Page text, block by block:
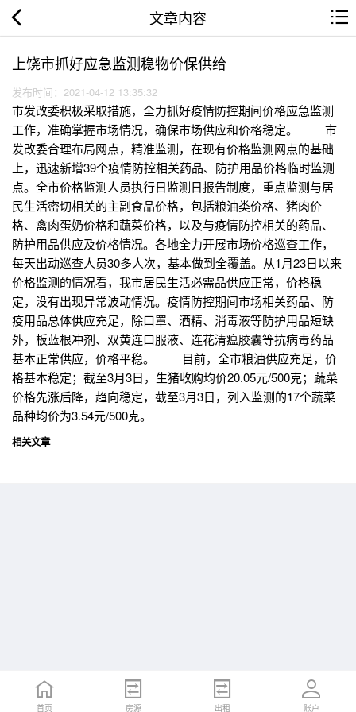
文章内容
上饶市抓好应急监测稳物价保供给
发布时间：2021-04-12 13:35:32
市发改委积极采取措施，全力抓好疫情防控期间价格应急监测
工作，准确掌握市场情况，确保市场供应和价格稳定。 市
发改委合理布局网点，精准监测，在现有价格监测网点的基础
上，迅速新增39个疫情防控相关药品、防护用品价格临时监测
点。全市价格监测人员执行日监测日报告制度，重点监测与居
民生活密切相关的主副食品价格，包括粮油类价格、猪肉价
格、禽肉蛋奶价格和蔬菜价格，以及与疫情防控相关的药品、
防护用品供应及价格情况。各地全力开展市场价格巡查工作，
每天出动巡查人员30多人次，基本做到全覆盖。从1月23日以来
价格监测的情况看，我市居民生活必需品供应正常，价格稳
定，没有出现异常波动情况。疫情防控期间市场相关药品、防
疫用品总体供应充足，除口罩、酒精、消毒液等防护用品短缺
外，板蓝根冲剂、双黄连口服液、连花清瘟胶囊等抗病毒药品
基本正常供应，价格平稳。 目前，全市粮油供应充足，价
格基本稳定；截至3月3日，生猪收购均价20.05元/500克；蔬菜
价格先涨后降，趋向稳定，截至3月3日，列入监测的17个蔬菜
品种均价为3.54元/500克。
相关文章
首页 招聘 简历 账户
首页 房源 出租 账户